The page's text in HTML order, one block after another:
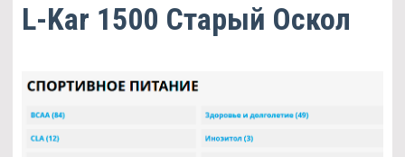
L-Kar 1500 Старый Оскол